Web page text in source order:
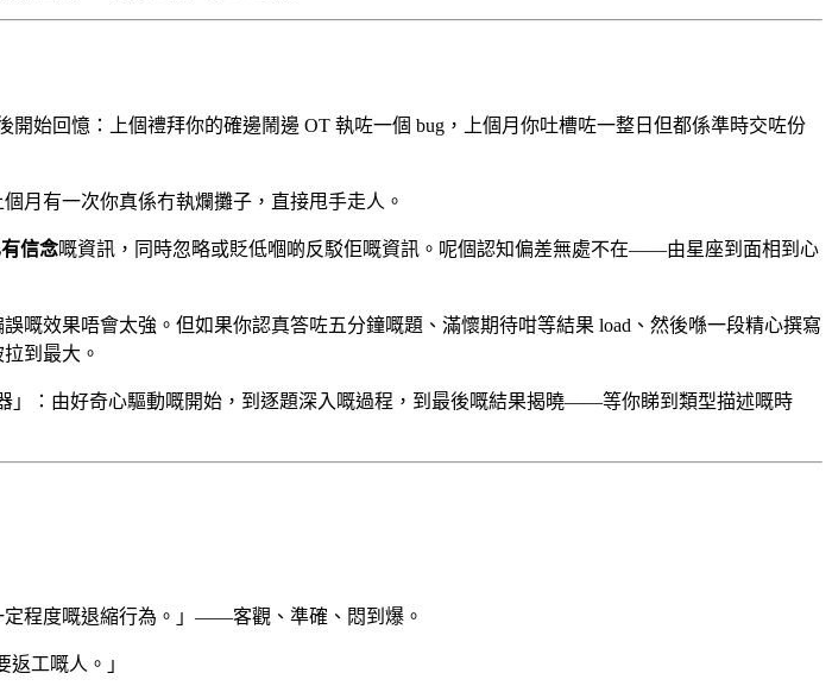
始回憶：上個禮拜你的確邊鬧邊 OT 執咗一個 bug，上個月你吐槽咗一整日但都係準時交咗份
月有一次你真係冇執爛攤子，直接甩手走人。
信念嘅資訊，同時忽略或貶低嗰啲反駁佢嘅資訊。呢個認知偏差無處不在——由星座到面相到心
嘅效果唔會太強。但如果你認真答咗五分鐘嘅題、滿懷期待咁等結果 load、然後喺一段精心撰寫
到最大。
」：由好奇心驅動嘅開始，到逐題深入嘅過程，到最後嘅結果揭曉——等你睇到類型描述嘅時
程度嘅退縮行為。」——客觀、準確、悶到爆。
工嘅人。」